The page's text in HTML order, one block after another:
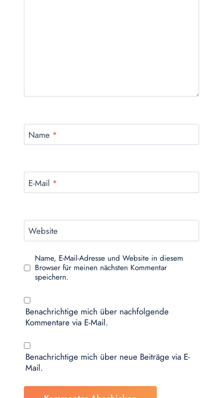
Name *
E-Mail *
Website
Name, E-Mail-Adresse und Website in diesem
Browser für meinen nächsten Kommentar
speichern.
Benachrichtige mich über nachfolgende
Kommentare via E-Mail.
Benachrichtige mich über neue Beiträge via E-
Mail.